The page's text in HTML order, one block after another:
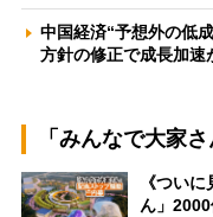
中国経済“予想外の低
方針の修正で成長加
「みんなで大家
《つい
ん」